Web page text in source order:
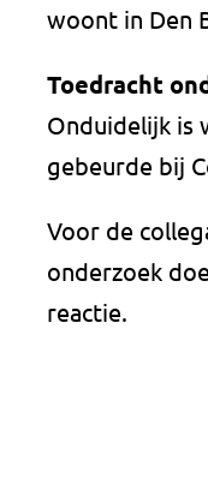
woont in Den
Toedracht
Onduidelijk is
gebeurde bij
Voor de
onderzoek
reactie.